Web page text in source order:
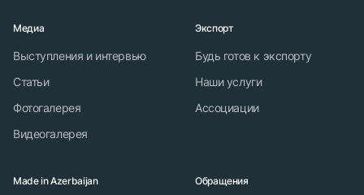
Медиа
Выступления и интервью
Статьи
Фотогалерея
Видеогалерея
Экспорт
Будь готов к экспорту
Наши услуги
Ассоциации
Made in Azerbaijan Обращения